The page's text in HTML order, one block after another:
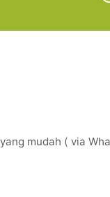
mudah ( via